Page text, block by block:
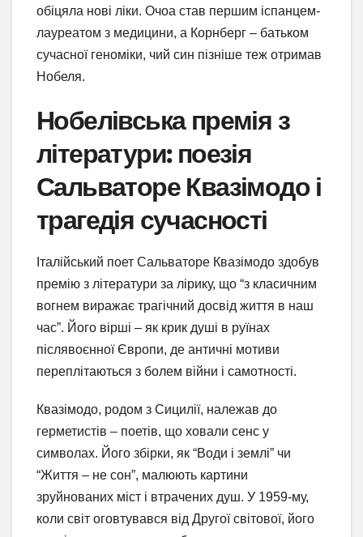
обіцяла нові ліки. Очоа став першим іспанцем-
лауреатом з медицини, а Корнберг – батьком
сучасної геноміки, чий син пізніше теж отримав
Нобеля.
Нобелівська премія з
літератури: поезія
Сальваторе Квазімодо і
трагедія сучасності
Італійський поет Сальваторе Квазімодо здобув
премію з літератури за лірику, що “з класичним
вогнем виражає трагічний досвід життя в наш
час”. Його вірші – як крик душі в руїнах
післявоєнної Європи, де античні мотиви
переплітаються з болем війни і самотності.
Квазімодо, родом з Сицилії, належав до
герметистів – поетів, що ховали сенс у
символах. Його збірки, як “Води і землі” чи
“Життя – не сон”, малюють картини
зруйнованих міст і втрачених душ. У 1959-му,
коли світ оговтувався від Другої світової, його